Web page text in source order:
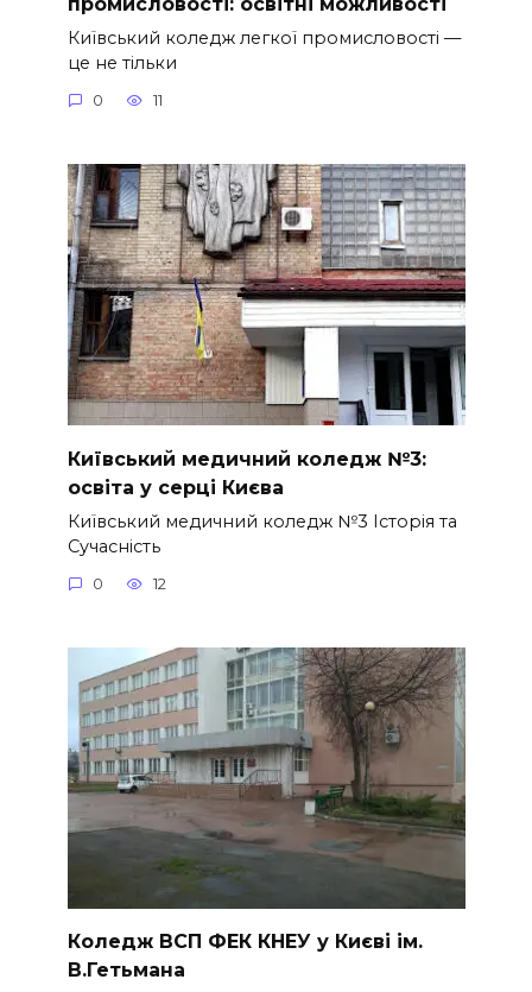
Київський коледж легкої промисловості —
це не тільки
0 11
Київський медичний коледж №3:
освіта у серці Києва
Київський медичний коледж №3 Історія та
Сучасність
0 12
Коледж ВСП ФЕК КНЕУ у Києві ім.
В.Гетьмана